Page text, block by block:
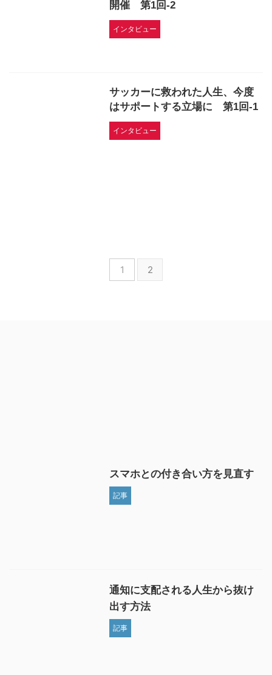
開催 第1回-2
インタビュー
サッカーに救われた人生、今度
はサポートする立場に 第1回-1
インタビュー
1 2
スマホとの付き合い方を見直す
記事
通知に支配される人生から抜け
出す方法
記事